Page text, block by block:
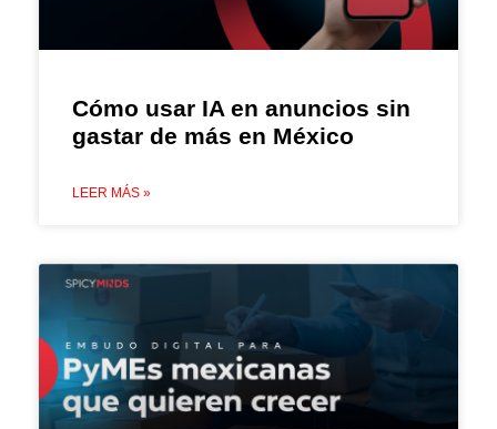
Cómo usar IA en anuncios sin
gastar de más en México
LEER MÁS »